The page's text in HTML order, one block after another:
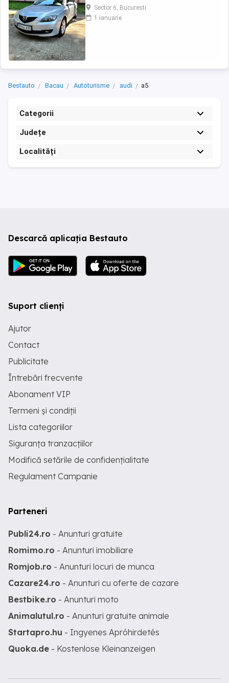
Caroserie: Hatchback (cod: BK 14Z) - Culoare:
Gri - Serie sasiu: JMZBK14Z271511411 -
Transmisie: Manuala, 5 viteze - Pret: 1250
Sector 6, Bucuresti
1 ianuarie
Bestauto Bacau Autoturisme audi a5
Categorii
Județe
Localități
Descarcă aplicația Bestauto
Suport clienți
Ajutor
Contact
Publicitate
Întrebări frecvente
Abonament VIP
Termeni și condiții
Lista categoriilor
Siguranța tranzacțiilor
Modifică setările de confidențialitate
Regulament Campanie
Parteneri
Publi24.ro - Anunturi gratuite
Romimo.ro - Anunturi imobiliare
Romjob.ro - Anunturi locuri de munca
Cazare24.ro - Anunturi cu oferte de cazare
Bestbike.ro - Anunturi moto
Animalutul.ro - Anunturi gratuite animale
Startapro.hu - Ingyenes Apróhirdetés
Quoka.de - Kostenlose Kleinanzeigen